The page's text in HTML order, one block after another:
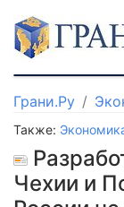
Грани.Ру
Также:
Чехии и